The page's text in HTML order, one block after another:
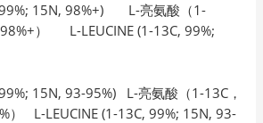
99%; 15N, 98%+) L-亮氨酸（1-
） L-LEUCINE (1-13C, 99%;
15N, 93-95%) L-亮氨酸（1-13C，
） L-LEUCINE (1-13C, 99%; 15N, 93-